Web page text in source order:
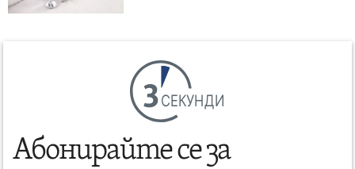
СЕКУНДИ
Абонирайте се за